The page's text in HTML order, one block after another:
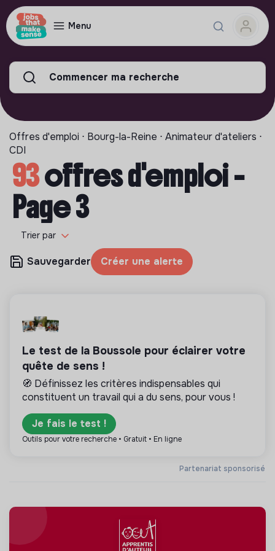
Menu
Commencer ma recherche
Offres d'emploi ⋅ Bourg-la-Reine ⋅ Animateur d'ateliers ⋅
CDI
93offres d'emploi -
Page 3
Trier par
Sauvegarder Créer une alerte
Partenariat sponsorisé
Le test de la Boussole pour éclairer votre
quête de sens !
🧭 Définissez les critères indispensables qui
constituent un travail qui a du sens, pour vous !
Je fais le test !
Outils pour votre recherche • Gratuit • En ligne